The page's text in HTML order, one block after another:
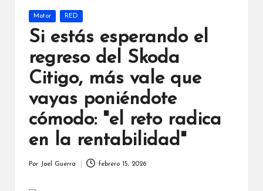
Publicada
en
Motor RED
Si estás esperando el
regreso del Skoda
Citigo, más vale que
vayas poniéndote
cómodo: "el reto radica
en la rentabilidad"
Por Joel Guerra febrero 15, 2026